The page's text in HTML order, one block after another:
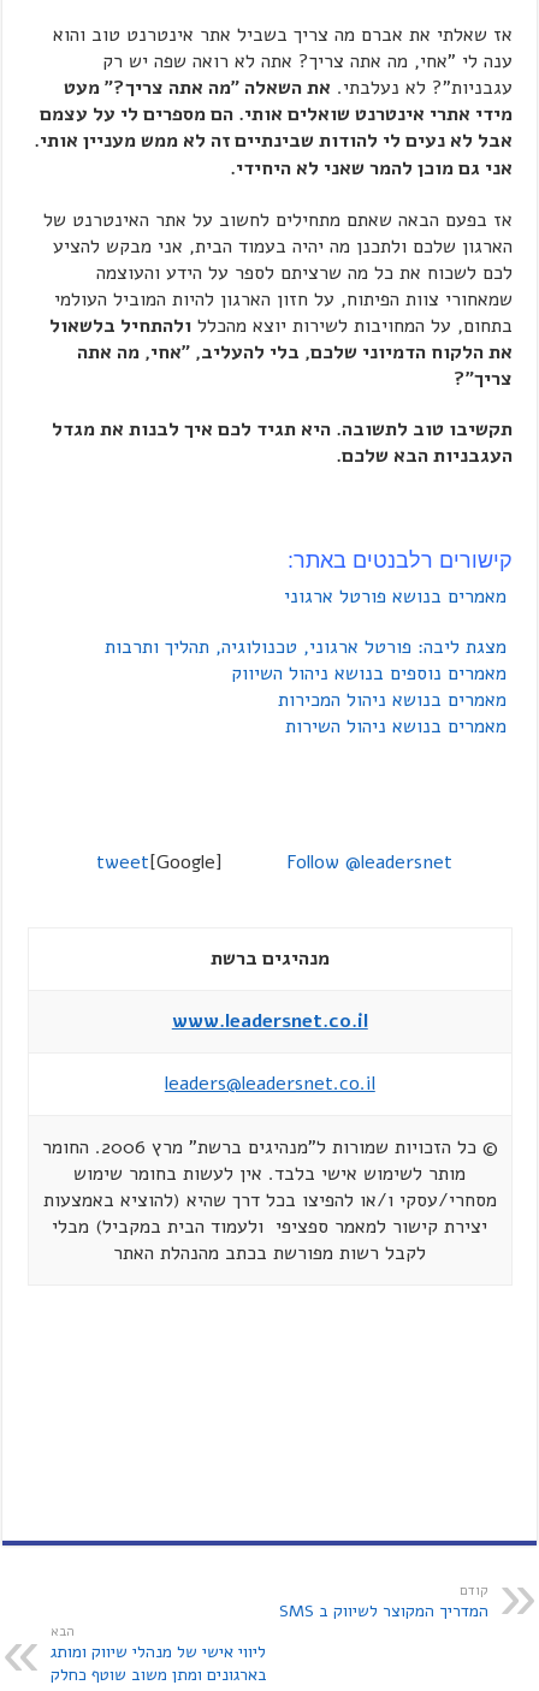
אז שאלתי את אברם מה צריך בשביל אתר אינטרנט טוב והוא
ענה לי "אחי, מה אתה צריך? אתה לא רואה שפה יש רק
עגבניות"? לא נעלבתי. את השאלה "מה אתה צריך?" מעט
מידי אתרי אינטרנט שואלים אותי. הם מספרים לי על עצמם
אבל לא נעים לי להודות שבינתיים זה לא ממש מעניין אותי.
אני גם מוכן להמר שאני לא היחידי.
אז בפעם הבאה שאתם מתחילים לחשוב על אתר האינטרנט של
הארגון שלכם ולתכנן מה יהיה בעמוד הבית, אני מבקש להציע
לכם לשכוח את כל מה שרציתם לספר על הידע והעוצמה
שמאחורי צוות הפיתוח, על חזון הארגון להיות המוביל העולמי
בתחום, על המחויבות לשירות יוצא מהכללולהתחיל בלשאול
את הלקוח הדמיוני שלכם, בלי להעליב, "אחי, מה אתה
צריך"?
תקשיבו טוב לתשובה. היא תגיד לכם איך לבנות את מגדל
העגבניות הבא שלכם.
קישורים רלבנטים באתר:
מאמרים בנושא פורטל ארגוני
מצגת ליבה: פורטל ארגוני, טכנולוגיה, תהליך ותרבות
מאמרים נוספים בנושא ניהול השיווק
מאמרים בנושא ניהול המכירות
מאמרים בנושא ניהול השירות
tweet[Google] Follow @leadersnet
מנהיגים ברשת
www.leadersnet.co.il
leaders@leadersnet.co.il
© כל הזכויות שמורות ל"מנהיגים ברשת" מרץ 2006. החומר
מותר לשימוש אישי בלבד. אין לעשות בחומר שימוש
מסחרי/עסקי ו/או להפיצו בכל דרך שהיא (להוציא באמצעות
יצירת קישור למאמר ספציפי ולעמוד הבית במקביל) מבלי
לקבל רשות מפורשת בכתב מהנהלת האתר
קודם
המדריך המקוצר לשיווק ב SMS
הבא
ליווי אישי של מנהלי שיווק ומותג
בארגונים ומתן משוב שוטף כחלק